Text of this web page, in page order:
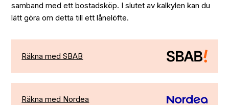
samband med ett bostadsköp. I slutet av kalkylen kan du
lätt göra om detta till ett lånelöfte.
Räkna med SBAB
Räkna med Nordea